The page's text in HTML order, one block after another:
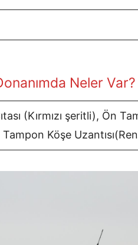
Neler Var?
(Kırmızı şeritli), Ön
Köşe